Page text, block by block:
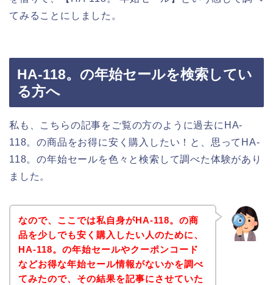
てみることにしました。
HA-118。の年始セールを検索してい
る方へ
私も、こちらの記事をご覧の方のように過去にHA-
118。の商品をお得に安く購入したい！と、思ってHA-
118。の年始セールを色々と検索して調べた体験があり
ました。
なので、ここでは私自身がHA-118。の商
品を少しでも安く購入したい人のために、
HA-118。の年始セールやクーポンコード
などお得な年始セール情報がないかを調べ
てみたので、その結果を記事にさせていた